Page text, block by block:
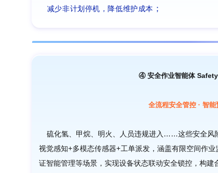
减少非计划停机，降低维护成本 ；
④安全作业智能体
全流程安全管控 · 智能
硫化氢、甲烷、明火、人员违规进入……这些安全风
视觉感知+多模态传感器+工单派发，涵盖有限空间作
证智能管理等场景，实现设备状态联动安全锁控，构